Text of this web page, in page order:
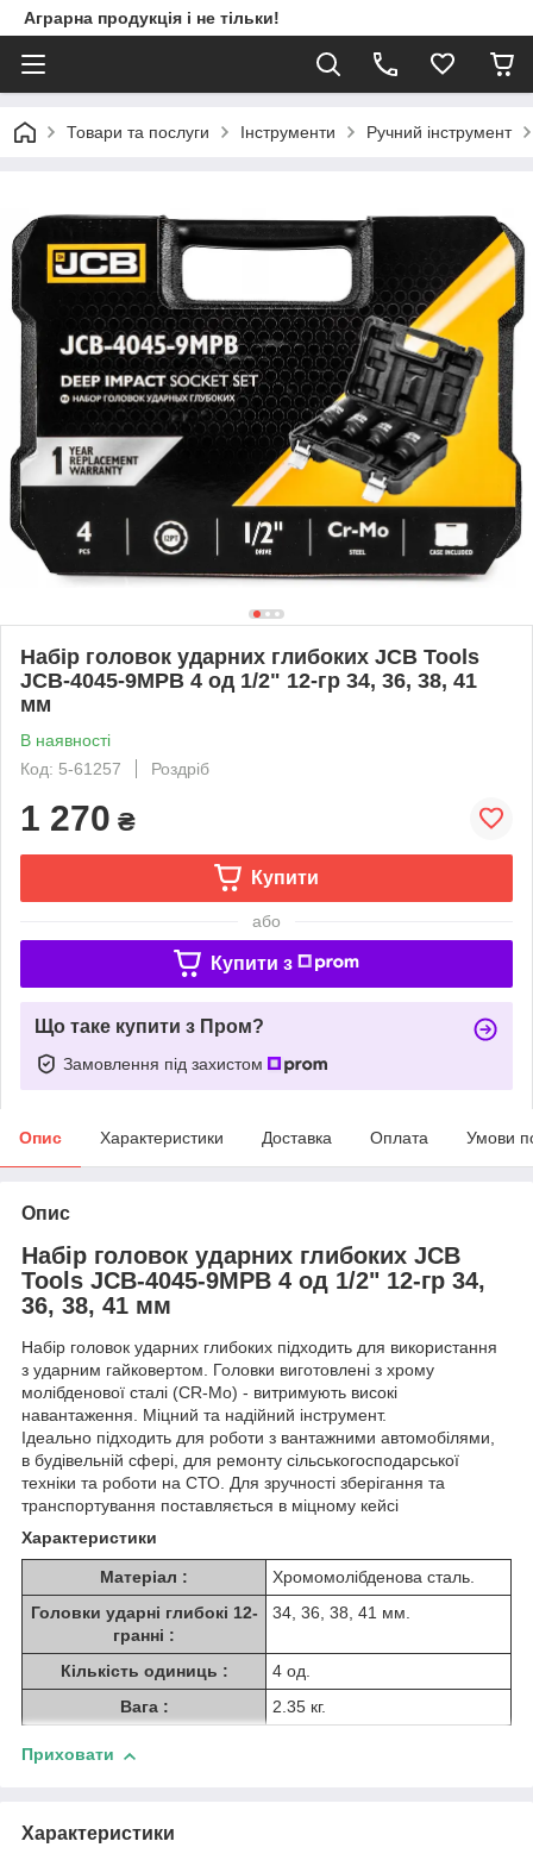
Аграрна продукція і не тільки!
Товари та послуги Інструменти Ручний інструмент
Набір головок ударних глибоких JCB Tools
JCB-4045-9MPB 4 од 1/2" 12-гр 34, 36, 38, 41
мм
В наявності
Код: 5-61257
Роздріб
1 270 ₴
Купити
або
Купити з
Що таке купити з Пром?
Замовлення під захистом
Опис Характеристики Доставка Оплата Умови
Опис
Набір головок ударних глибоких JCB
Tools JCB-4045-9MPB 4 од 1/2" 12-гр 34,
36, 38, 41 мм
Набір головок ударних глибоких підходить для використання
з ударним гайковертом. Головки виготовлені з хрому
молібденової сталі (CR-Mo) - витримують високі
навантаження. Міцний та надійний інструмент.
Ідеально підходить для роботи з вантажними автомобілями,
в будівельній сфері, для ремонту сільськогосподарської
техніки та роботи на СТО. Для зручності зберігання та
транспортування поставляється в міцному кейсі
Характеристики
Матеріал :
Хромомолібденова сталь.
Головки ударні глибокі 12-
гранні :
34, 36, 38, 41 мм.
Кількість одиниць :
4 од.
Вага :
2.35 кг.
Приховати
Характеристики